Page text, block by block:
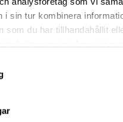
i sin tur kombinera
som du har tillhandahållit
Barrés syndrom)